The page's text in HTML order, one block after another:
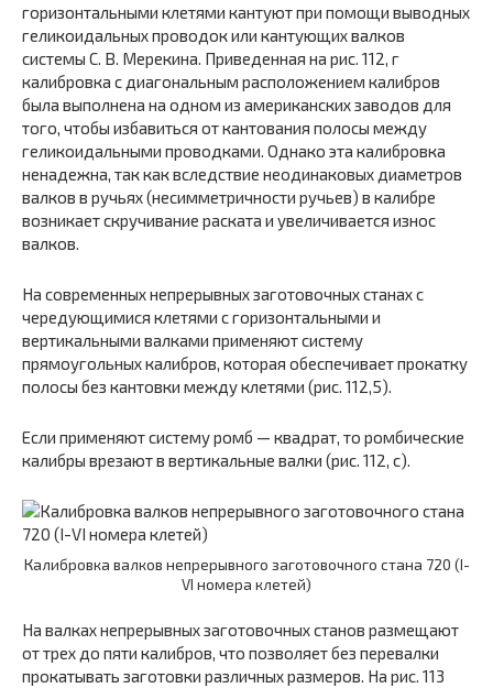
горизонтальными клетями кантуют при помощи выводных
геликоидальных проводок или кантующих валков
системы С. В. Мерекина. Приведенная на рис. 112, г
калибровка с диагональным расположением калибров
была выполнена на одном из американских заводов для
того, чтобы избавиться от кантования полосы между
геликоидальными проводками. Однако эта калибровка
ненадежна, так как вследствие неодинаковых диаметров
валков в ручьях (несимметричности ручьев) в калибре
возникает скручивание раската и увеличивается износ
валков.
На современных непрерывных заготовочных станах с
чередующимися клетями с горизонтальными и
вертикальными валками применяют систему
прямоугольных калибров, которая обеспечивает прокатку
полосы без кантовки между клетями (рис. 112,5).
Если применяют систему ромб — квадрат, то ромбические
калибры врезают в вертикальные валки (рис. 112, с).
Калибровка валков непрерывного заготовочного стана 720 (I-
VI номера клетей)
На валках непрерывных заготовочных станов размещают
от трех до пяти калибров, что позволяет без перевалки
прокатывать заготовки различных размеров. На рис. 113